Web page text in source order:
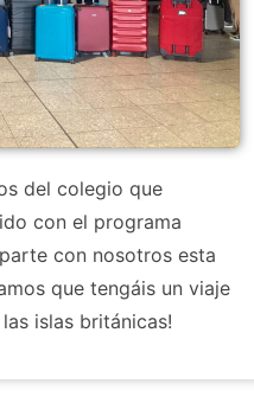
del colegio que
con el programa
con nosotros esta
que tengáis un viaje
islas británicas!